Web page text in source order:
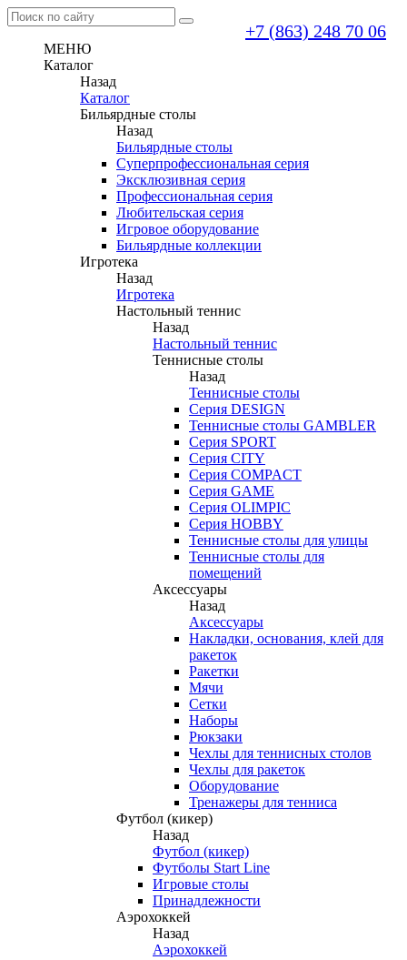
+7 (863) 248 70 06
МЕНЮ
Каталог
Назад
Каталог
Бильярдные столы
Назад
Бильярдные столы
Суперпрофессиональная серия
Эксклюзивная серия
Профессиональная серия
Любительская серия
Игровое оборудование
Бильярдные коллекции
Игротека
Назад
Игротека
Настольный теннис
Назад
Настольный теннис
Теннисные столы
Назад
Теннисные столы
Серия DESIGN
Теннисные столы GAMBLER
Серия SPORT
Серия CITY
Серия COMPACT
Серия GAME
Серия OLIMPIC
Серия HOBBY
Теннисные столы для улицы
Теннисные столы для
помещений
Аксессуары
Назад
Аксессуары
Накладки, основания, клей для
ракеток
Ракетки
Мячи
Сетки
Наборы
Рюкзаки
Чехлы для теннисных столов
Чехлы для ракеток
Оборудование
Тренажеры для тенниса
Футбол (кикер)
Назад
Футбол (кикер)
Футболы Start Line
Игровые столы
Принадлежности
Аэрохоккей
Назад
Аэрохоккей